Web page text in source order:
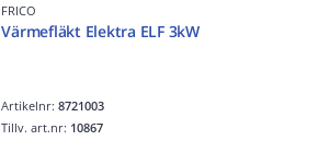
FRICO
Värmefläkt Elektra ELF 3kW
Artikelnr:8721003
Tillv. art.nr: 10867